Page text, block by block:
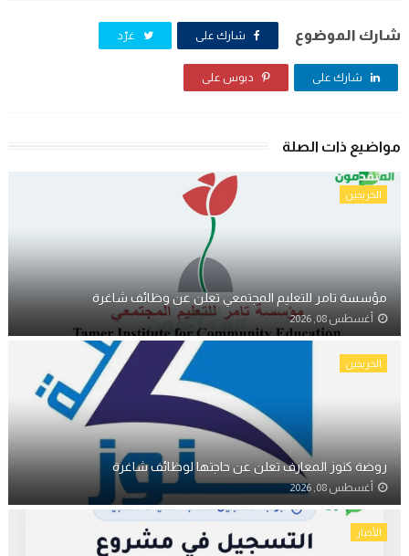
شارك الموضوع شارك على غرّد
شارك على دبوس على
مواضيع ذات الصلة
الخريجين
مؤسسة تامر للتعليم المجتمعي تعلن عن وظائف شاغرة
أغسطس 08, 2026
الخريجين
روضة كنوز المعارف تعلن عن حاجتها لوظائف شاغرة
أغسطس 08, 2026
الأخبار